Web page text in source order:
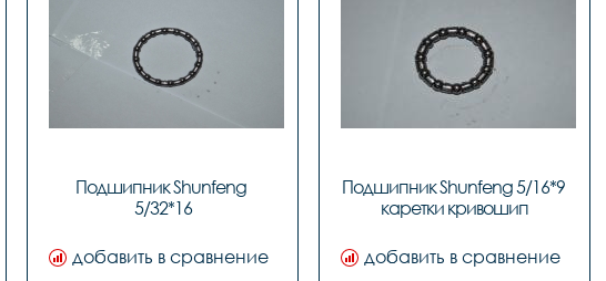
Подшипник Shunfeng
5/32*16
добавить в сравнение
Подшипник Shunfeng 5/16*9
каретки кривошип
добавить в сравнение